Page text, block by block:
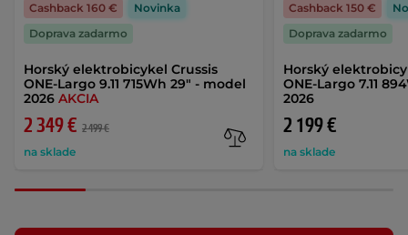
Horský elektrobicykel Crussis
ONE-Largo 9.11 715Wh 29" - model
2026 AKCIA
2 349 € 2 499 €
na sklade
Cashback 160 €
Novinka
Doprava zadarmo
Horský
ONE-Largo 7.11
2026
2 199 €
na sklade
Cashback 150 €
Doprava zadarmo